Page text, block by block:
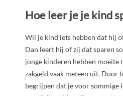
Hoe leer je je kind
Wil je kind iets hebben dat hij
Dan leert hij of zij dat sparen
jonge kinderen hebben moeite
zakgeld vaak meteen uit. Door
begrijpen dat je voor sommige